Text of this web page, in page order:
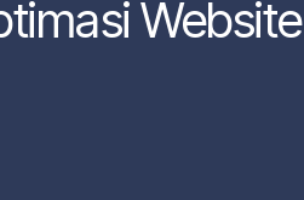
Website